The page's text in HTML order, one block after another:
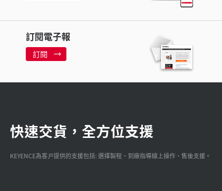
訂閱電子報
訂閱
快速交貨，全方位支援
KEYENCE為客戸提供的支援包括: 選擇製程、到廠指導線上操作、售後支援。